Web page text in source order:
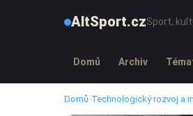
AltSport.czSport,
Domů Archiv
Domů›Technologický rozvoj a